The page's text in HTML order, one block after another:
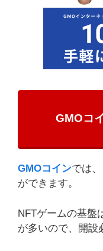
GMOコ
GMOコインでは
ができます。
NFTゲームの基盤
が多いので、開設